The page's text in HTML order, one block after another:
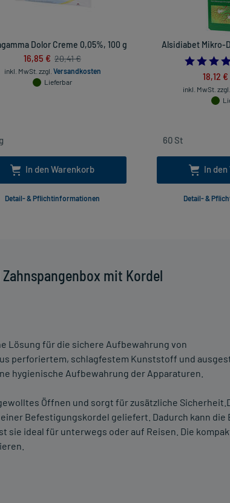
mit Kordel
Lösung für die sichere Aufbewahrung von
perforiertem, schlagfestem Kunststoff und
hygienische Aufbewahrung der Apparaturen.
Öffnen und sorgt für zusätzliche
Befestigungskordel geliefert. Dadurch kann die
sie ideal für unterwegs oder auf Reisen. Die
Dolor Creme 0,05%, 100 g
16,85 € 20,41 €
inkl. MwSt. zzgl. Versandkosten
Lieferbar
In den Warenkorb
Detail- & Pflichtinformationen
Alsidiabet Mikro-
18,12 €
inkl. MwSt. zzgl.
In
Detail- &